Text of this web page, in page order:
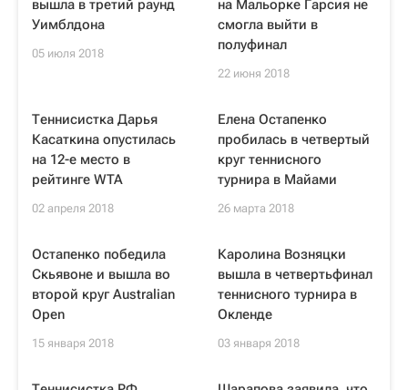
вышла в третий раунд
Уимблдона
05 июля 2018
на Мальорке Гарсия не
смогла выйти в
полуфинал
22 июня 2018
Теннисистка Дарья
Касаткина опустилась
на 12-е место в
рейтинге WTA
02 апреля 2018
Елена Остапенко
пробилась в четвертый
круг теннисного
турнира в Майами
26 марта 2018
Остапенко победила
Скьявоне и вышла во
второй круг Australian
Open
15 января 2018
Каролина Возняцки
вышла в четвертьфинал
теннисного турнира в
Окленде
03 января 2018